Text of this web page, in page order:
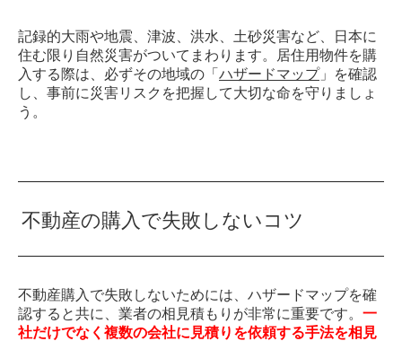
記録的大雨や地震、津波、洪水、土砂災害など、日本に
住む限り自然災害がついてまわります。居住用物件を購
入する際は、必ずその地域の「 ハザードマップ」を確認
し、事前に災害リスクを把握して大切な命を守りましょ
う。
不動産の購入で失敗しないコツ
不動産購入で失敗しないためには、ハザードマップを確
認すると共に、業者の相見積もりが非常に重要です。 一
社だけでなく複数の会社に見積りを依頼する手法を相見